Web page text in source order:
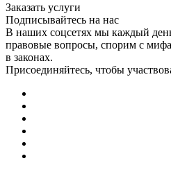
Заказать услуги
Подписывайтесь на нас
В наших соцсетях мы каждый
правовые вопросы, спорим с
в законах.
Присоединяйтесь, чтобы